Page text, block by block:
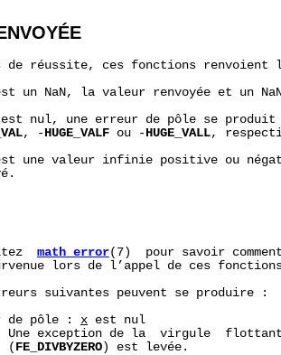
de réussite, ces fonctions renvoient
un NaN, la valeur renvoyée et un
est nul, une erreur de pôle se
, - HUGE_VALF ou - HUGE_VALL,
une valeur infinie positive ou
math_error(7)  pour savoir
lors de l’appel de ces
suivantes peuvent se produire :
de pôle :
x est nul
Une exception de la  virgule
(
FE_DIVBYZERO) est levée.